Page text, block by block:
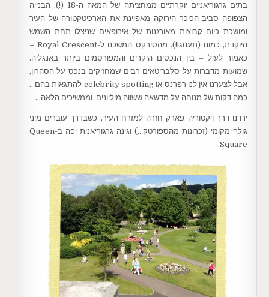
בתים גרגוריאניים יוקרתיים ממחציתה של המאה ה-18 (!). הבנייה
הצפופה סביב הכיכר הירוקה מאפיינת את הארכיטקטורה של העיר
ומושכת כיום קבוצות מאורגנות של אירופאים שניצלו תחת השמש
היוקדת, כמונו (תענוג!!). מהסירקס המשכנו ל-Royal Crescent –
כאמור לעיל – בין הנכסים היקרים והמפורסמים ביותר באנגליה.
שמועות מדברות על סלבריטאים רבים שמחזיקים בנכס על הסהרון,
אבל לצערנו אין לנו רפרנס או celebrity spotting להתגאות בהם…
כמה דקות של מנוחה על מדשאה ששווה מיליונים, וממשיכים הלאה…
ירדנו דרך ויקטוריה פארק חזרה למזרח העיר, כשבדרך עוברים מיני
גולף מקומי (זכרונות מהספורטק…) וגינה גרגוריאנית יפה ב-Queen
Square.